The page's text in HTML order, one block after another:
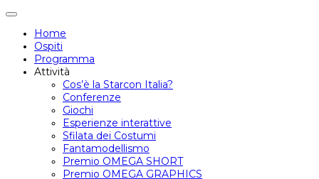
Attiva/disattiva
navigazione
Home
Ospiti
Programma
Attività
Cos’è la Starcon Italia?
Conferenze
Giochi
Esperienze interattive
Sfilata dei Costumi
Fantamodellismo
Premio OMEGA SHORT
Premio OMEGA GRAPHICS